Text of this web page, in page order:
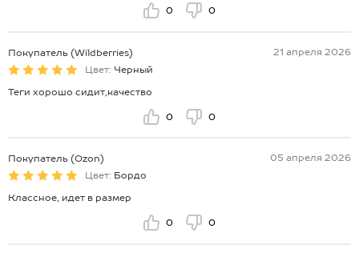
0 0
Покупатель (Wildberries)
21 апреля 2026
Цвет: Черный
Теги хорошо сидит,качество
0 0
Покупатель (Ozon)
05 апреля 2026
Цвет: Бордо
Классное, идет в размер
0 0